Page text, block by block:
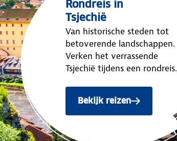
Rondreis in
Tsjechië
Van historische steden tot
betoverende landschappen.
Verken het verrassende
Tsjechië tijdens een rondreis.
Bekijk reizen